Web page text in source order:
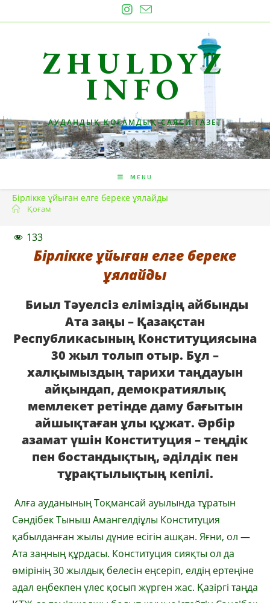
to
ZHULDYZ
INFO
АУДАНДЫҚ ҚОҒАМДЫҚ-САЯСИ ГАЗЕТ
MENU
Бірлікке ұйыған елге береке ұялайды
Қоғам
133
Бірлікке ұйыған елге береке
ұялайды
Биыл Тәуелсіз еліміздің айбынды
Ата заңы – Қазақстан
Республикасының Конституциясына
30 жыл толып отыр. Бұл –
халқымыздың тарихи таңдауын
айқындап, демократиялық
мемлекет ретінде даму бағытын
айшықтаған ұлы құжат. Әрбір
азамат үшін Конституция – теңдік
пен бостандықтың, әділдік пен
тұрақтылықтың кепілі.
Алға ауданының Тоқмансай ауылында тұратын
Сәндібек Тыныш Амангелдіұлы Конституция
қабылданған жылы дүние есігін ашқан. Яғни, ол —
Ата заңның құрдасы. Конституция сияқты ол да
өмірінің 30 жылдық белесін еңсеріп, елдің ертеңіне
адал еңбекпен үлес қосып жүрген жас. Қазіргі таңда